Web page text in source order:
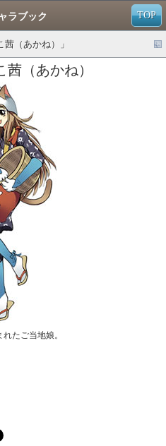
TOP
ラブック
（あかね）」
（あかね）
たご当地娘。